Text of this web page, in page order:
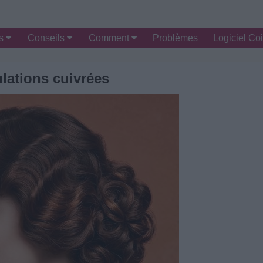
Conseils Comment Problèmes Logiciel
cuivrées